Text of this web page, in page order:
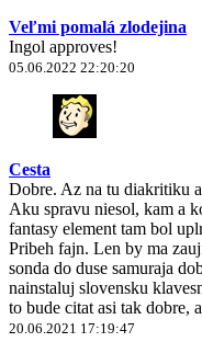
Veľmi pomalá zlodejina
Ingol approves!
05.06.2022 22:20:20
Cesta
Dobre. Az na tu diakritiku
Aku spravu niesol, kam a
fantasy element tam bol
Pribeh fajn. Len by ma
sonda do duse samuraja
nainstaluj slovensku
to bude citat asi tak dobre,
20.06.2021 17:19:47